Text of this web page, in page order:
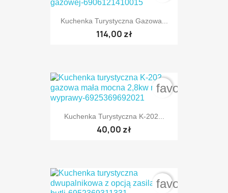
Kuchenka Turystyczna Gazowa...
114,00 zł
Kuchenka Turystyczna K-202...
40,00 zł